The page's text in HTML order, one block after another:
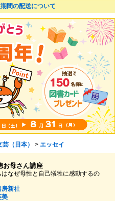
期間の配送について
芸（日本） > エッセイ
お母さん講座
はなぜ母性と自己犠牲に感動するの
房新社
美